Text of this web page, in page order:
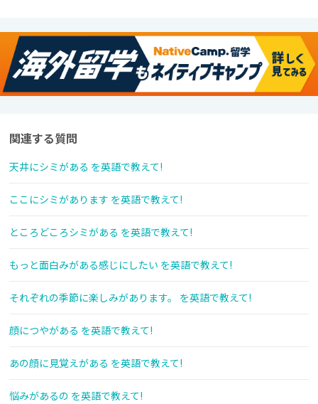
関連する質問
天井にシミがある を英語で教えて!
ここにシミがあります を英語で教えて!
ところどころシミがある を英語で教えて!
もっと面白みがある感じにしたい を英語で教えて!
それぞれの季節に楽しみがあります。 を英語で教えて!
顔につやがある を英語で教えて!
あの顔に見覚えがある を英語で教えて!
悩みがあるの を英語で教えて!